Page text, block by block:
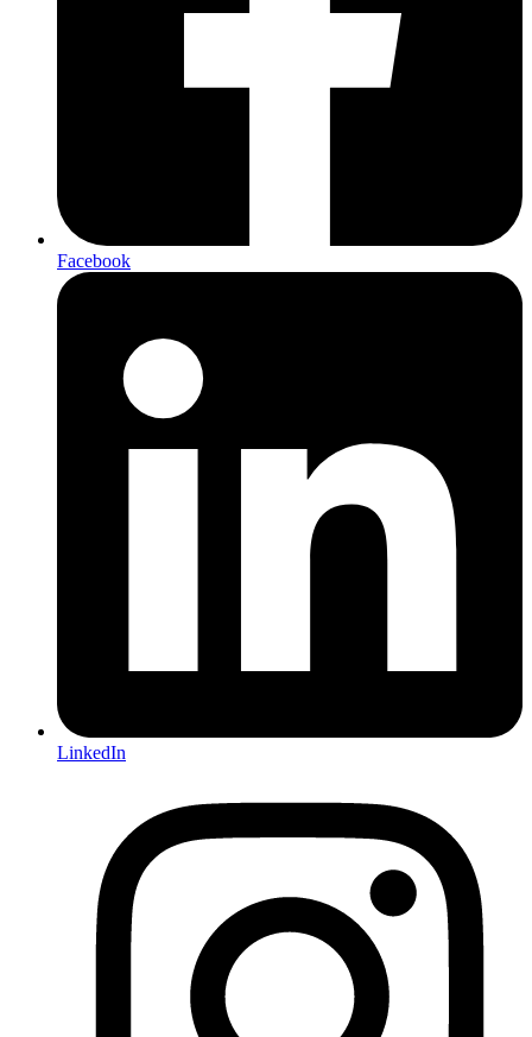
Facebook
LinkedIn